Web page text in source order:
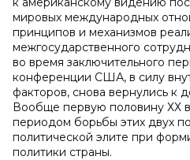
мировых международных
принципов и механизмов
межгосударственного
во время заключительного
конференции США, в силу
факторов, снова вернулись к
Вообще первую половину ХХ
периодом борьбы этих двух
политической элите при
политики страны.